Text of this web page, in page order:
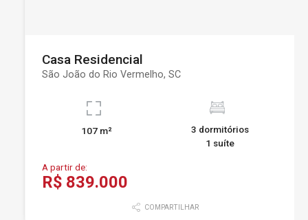
Casa Residencial
São João do Rio Vermelho, SC
107 m²
3 dormitórios
1 suíte
A partir de:
R$ 839.000
COMPARTILHAR